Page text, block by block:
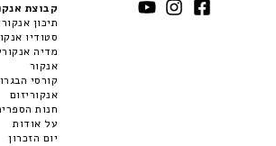
קבוצת
תיכון
סטודיו
מדיה
אנקור
קורסי
אנקוריזום
חנות
על אודות
יום הזכרון